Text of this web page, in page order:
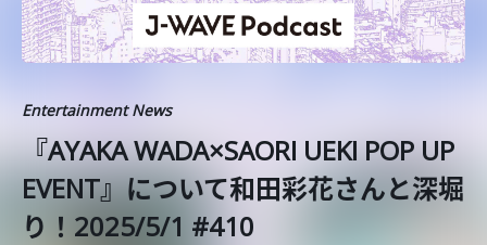
Entertainment News
『AYAKA WADA×SAORI UEKI POP UP
EVENT』について和田彩花さんと深堀
り！2025/5/1 #410